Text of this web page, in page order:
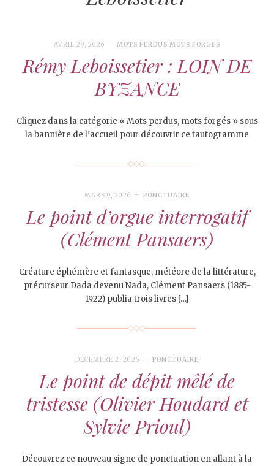
AVRIL 29, 2026 MOTS PERDUS MOTS FORGES
Rémy Leboissetier : LOIN DE
BYZANCE
Cliquez dans la catégorie « Mots perdus, mots forgés » sous
la bannière de l’accueil pour découvrir ce tautogramme
MARS 9, 2026 PONCTUAIRE
Le point d’orgue interrogatif
(Clément Pansaers)
Créature éphémère et fantasque, météore de la littérature,
précurseur Dada devenu Nada, Clément Pansaers (1885-
1922) publia trois livres […]
DÉCEMBRE 2, 2025 PONCTUAIRE
Le point de dépit mêlé de
tristesse (Olivier Houdard et
Sylvie Prioul)
Découvrez ce nouveau signe de ponctuation en allant à la